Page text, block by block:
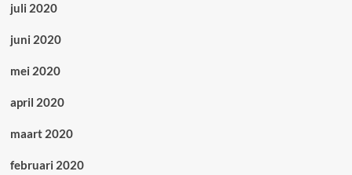
juli 2020
juni 2020
mei 2020
april 2020
maart 2020
februari 2020